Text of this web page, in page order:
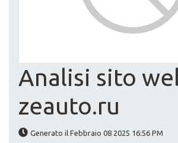
Analisi sito
zeauto.ru
Generato il Febbraio 08 2025 16:56 PM